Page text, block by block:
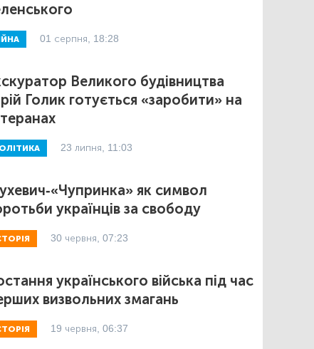
01 серпня, 18:28
Великого будівництва
Голик готується «заробити» на
23 липня, 11:03
«Чупринка» як символ
українців за свободу
30 червня, 07:23
українського війська під час
визвольних змагань
19 червня, 06:37